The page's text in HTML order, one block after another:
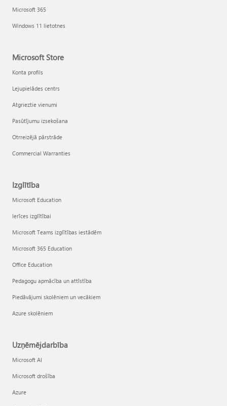
Microsoft 365
Windows 11 lietotnes
Microsoft Store
Konta profils
Lejupielādes centrs
Atgrieztie vienumi
Pasūtījumu izsekošana
Otrreizējā pārstrāde
Commercial Warranties
Izglītība
Microsoft Education
Ierīces izglītībai
Microsoft Teams izglītības iestādēm
Microsoft 365 Education
Office Education
Pedagogu apmācība un attīstība
Piedāvājumi skolēniem un vecākiem
Azure skolēniem
Uzņēmējdarbība
Microsoft AI
Microsoft drošība
Azure